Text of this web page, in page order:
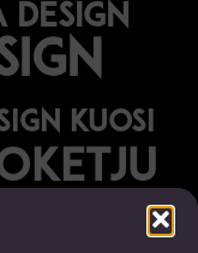
Design
kuosi